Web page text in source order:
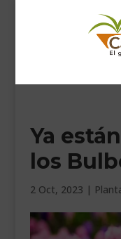
INICIO
PLANTAS
DECORACIÓN
Ya
los
2 Oct, 2023 |